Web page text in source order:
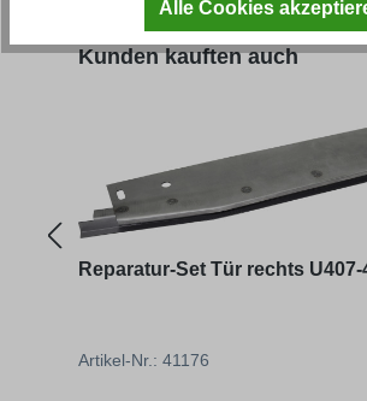
Produktgalerie überspringen
Kunden kauften auch
Reparatur-Set Tür rechts U407-
Artikel-Nr.: 41176
Alle Cookies